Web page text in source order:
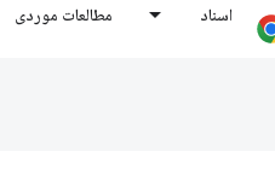
اسناد مطالعات موردی